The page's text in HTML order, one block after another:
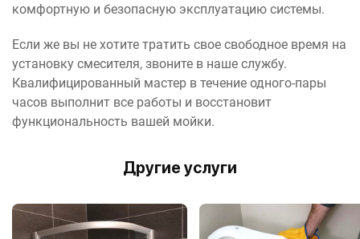
комфортную и безопасную эксплуатацию системы.
Если же вы не хотите тратить свое свободное время на
установку смесителя, звоните в наше службу.
Квалифицированный мастер в течение одного-пары
часов выполнит все работы и восстановит
функциональность вашей мойки.
Другие услуги